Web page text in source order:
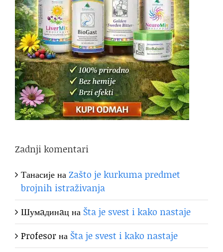
Zadnji komentari
ТанасијенаZašto je kurkuma predmet
brojnih istraživanja
Шумaдинaцна Šta je svest i kako nastaje
Profesorна Šta je svest i kako nastaje